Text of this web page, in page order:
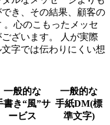
き、その結果、顧客の
ざいます。 人が実際
字では伝わりにくい想
一般的な
書き“風”サ
ービス
一般的な
手紙DM(標
準文字)